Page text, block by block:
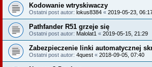
Kodowanie wtryskiwaczy
Ostatni post autor: lokus8384 « 2019-05-23,
Pathfander R51 grzeje się
Ostatni post autor: Malolat1 « 2019-05-15, 21:29
Zabezpieczenie linki automatycznej
Ostatni post autor: 4quest « 2018-09-05, 07:40